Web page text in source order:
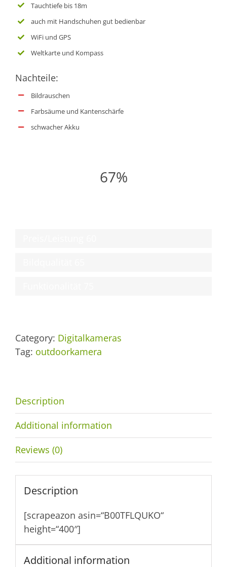
Tauchtiefe bis 18m
auch mit Handschuhen gut bedienbar
WiFi und GPS
Weltkarte und Kompass
Nachteile:
Bildrauschen
Farbsäume und Kantenschärfe
schwacher Akku
67%
Category: Digitalkameras
Tag: outdoorkamera
Description
Additional information
Reviews (0)
Description
[scrapeazon asin=“B00TFLQUKO“
height=“400″]
Additional information